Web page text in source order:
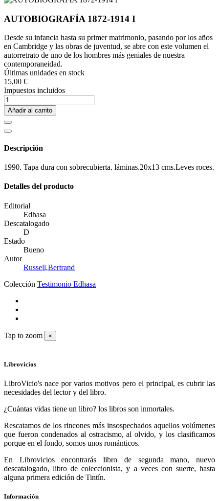
AUTOBIOGRAFÍA 1872-1914 I
Desde su infancia hasta su primer matrimonio, pasando por los años
en Cambridge y las obras de juventud, se abre con este volumen el
autorretrato de uno de los hombres más geniales de nuestra
contemporaneidad.
Últimas unidades en stock
15,00 €
Impuestos incluidos
Añadir al carrito
Descripción
1990. Tapa dura con sobrecubierta. láminas.20x13 cms.Leves roces.
Detalles del producto
Editorial
Edhasa
Descatalogado
D
Estado
Bueno
Autor
Russell,Bertrand
Colección Testimonio Edhasa
Tap to zoom ×
Librovicios
LibroVicio's nace por varios motivos pero el principal, es cubrir las
necesidades del lector y del libro.
¿Cuántas vidas tiene un libro? los libros son inmortales.
Rescatamos de los rincones más insospechados aquellos volúmenes
que fueron condenados al ostracismo, al olvido, y los clasificamos
porque en el fondo, somos unos románticos.
En Librovicios encontrarás libro de segunda mano, nuevo
descatalogado, libro de coleccionista, y a veces con suerte, hasta
alguna primera edición de Tintín.
Información